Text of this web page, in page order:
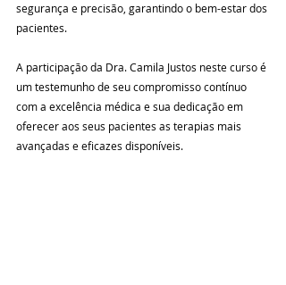
segurança e precisão, garantindo o bem-estar dos
pacientes.
A participação da Dra. Camila Justos neste curso é
um testemunho de seu compromisso contínuo
com a excelência médica e sua dedicação em
oferecer aos seus pacientes as terapias mais
avançadas e eficazes disponíveis.